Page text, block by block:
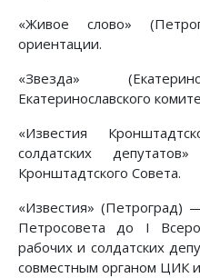
«Живое слово»
ориентации.
«Звезда»
Екатеринославского
«Известия
солдатских
Кронштадтского Совета.
«Известия» (Петроград)
Петросовета до I
рабочих и солдатских
совместным органом ЦИК